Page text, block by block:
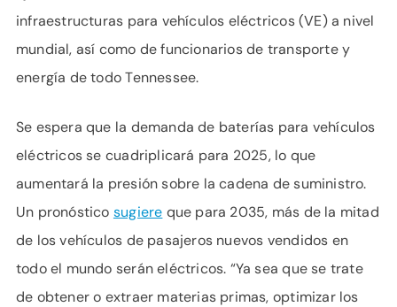
infraestructuras para vehículos eléctricos (VE) a nivel
mundial, así como de funcionarios de transporte y
energía de todo Tennessee.
Se espera que la demanda de baterías para vehículos
eléctricos se cuadriplicará para 2025, lo que
aumentará la presión sobre la cadena de suministro.
Un pronóstico sugiere que para 2035, más de la mitad
de los vehículos de pasajeros nuevos vendidos en
todo el mundo serán eléctricos. “Ya sea que se trate
de obtener o extraer materias primas, optimizar los